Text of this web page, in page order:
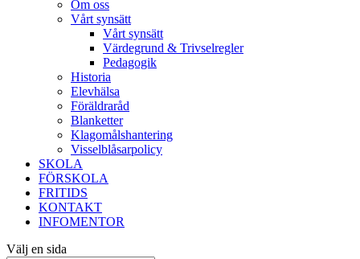
Om oss
Vårt synsätt
Vårt synsätt
Värdegrund & Trivselregler
Pedagogik
Historia
Elevhälsa
Föräldraråd
Blanketter
Klagomålshantering
Visselblåsarpolicy
SKOLA
FÖRSKOLA
FRITIDS
KONTAKT
INFOMENTOR
Välj en sida